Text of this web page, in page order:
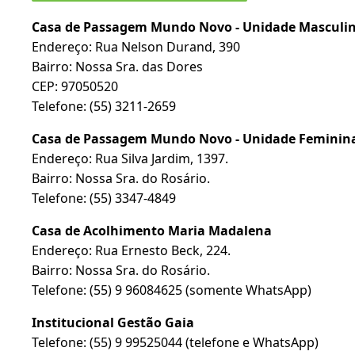
Casa de Passagem Mundo Novo - Unidade
Endereço: Rua Nelson Durand, 390
Bairro: Nossa Sra. das Dores
CEP: 97050520
Telefone: (55) 3211-2659
Casa de Passagem Mundo Novo - Unidade
Endereço: Rua Silva Jardim, 1397.
Bairro: Nossa Sra. do Rosário.
Telefone: (55) 3347-4849
Casa de Acolhimento Maria Madalena
Endereço: Rua Ernesto Beck, 224.
Bairro: Nossa Sra. do Rosário.
Telefone: (55) 9 96084625 (somente WhatsApp)
Institucional Gestão Gaia
Telefone: (55) 9 99525044 (telefone e WhatsApp)